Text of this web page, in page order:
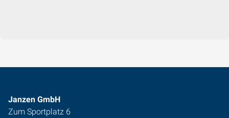
Janzen GmbH
Zum Sportplatz 6